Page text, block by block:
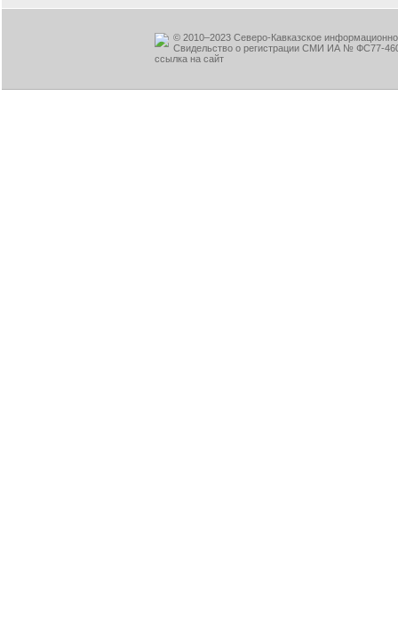
© 2010–2023 Северо-Кавказское
Свидельство о регистрации СМИ ИА № ФС77-
ссылка на сайт